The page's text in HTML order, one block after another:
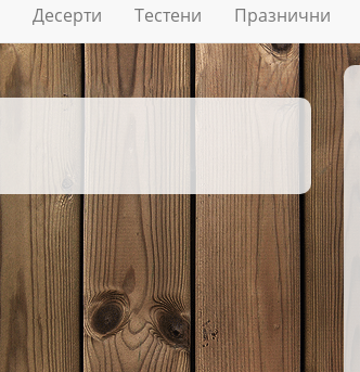
Десерти Тестени Празнични